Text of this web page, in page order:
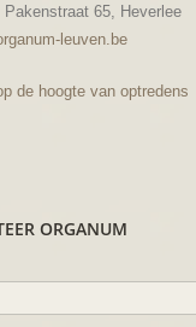
Pakenstraat 65, Heverlee
leuven.be
de hoogte van optredens
ORGANUM